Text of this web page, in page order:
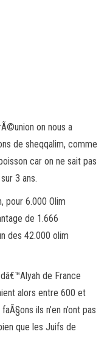
on nous a
de sheqqalim, comme
car on ne sait pas
3 ans.
pour 6.000 Olim
de 1.666
des 42.000 olim
de France
alors entre 600 et
ils n’en n’ont pas
que les Juifs de